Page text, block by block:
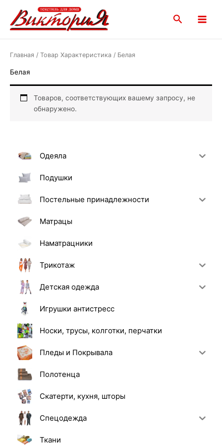
содержимому
Поиск
Menu
Одеяла
Подушки
Постельные принадлежности
Матрацы
Наматрацники
Трикотаж
Детская одежда
Игрушки антистресс
Носки, трусы, колготки, перчатки
Пледы и Покрывала
Полотенца
Скатерти, кухня, шторы
Спецодежда
Ткани
Главная / Товар Характеристика / Белая
Белая
Товаров, соответствующих вашему запросу, не
обнаружено.